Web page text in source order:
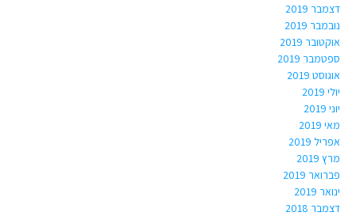
דצמבר 2019
נובמבר 2019
אוקטובר 2019
ספטמבר 2019
אוגוסט 2019
יולי 2019
יוני 2019
מאי 2019
אפריל 2019
מרץ 2019
פברואר 2019
ינואר 2019
דצמבר 2018